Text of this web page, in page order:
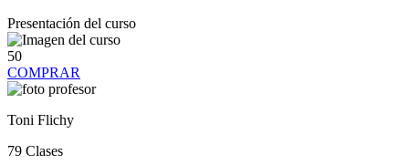
Presentación del curso
50
COMPRAR
Toni Flichy
79 Clases